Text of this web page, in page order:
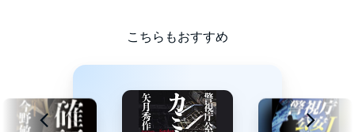
こちらもおすすめ